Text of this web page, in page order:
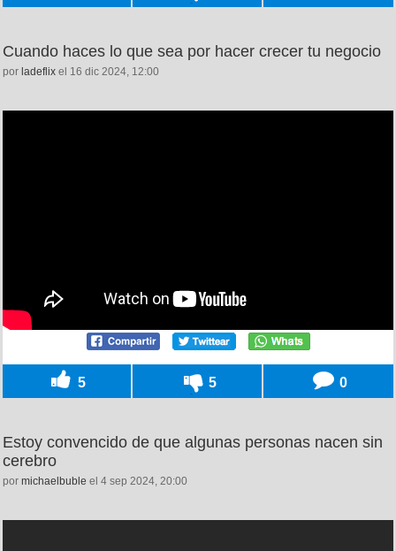
Cuando haces lo que sea por hacer crecer tu negocio
por ladeflix el 16 dic 2024, 12:00
5 5 0
Estoy convencido de que algunas personas nacen sin
cerebro
por michaelbuble el 4 sep 2024, 20:00